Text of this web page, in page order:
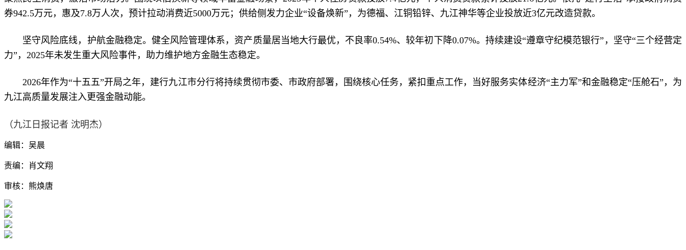
券942.5万元，惠及7.8万人次，预计拉动消费近5000万元；供给侧发力企业“设备焕新”，为德福、江铜铅锌、九江神华等企业投放近3亿元改造贷款。
坚守风险底线，护航金融稳定。健全风险管理体系，资产质量居当地大行最优，不良率0.54%、较年初下降0.07%。持续建设“遵章守纪模范银行”，坚守“三个经营定
力”，2025年未发生重大风险事件，助力维护地方金融生态稳定。
2026年作为“十五五”开局之年，建行九江市分行将持续贯彻市委、市政府部署，围绕核心任务，紧扣重点工作，当好服务实体经济“主力军”和金融稳定“压舱石”，为
九江高质量发展注入更强金融动能。
（九江日报记者 沈明杰）
编辑：吴晨
责编：肖文翔
审核：熊焕唐